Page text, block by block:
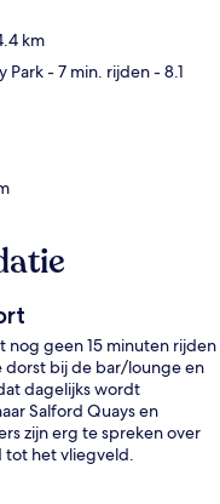
km
Park- 7 min. rijden- 8.1
nog geen 15 minuten rijden
dorst bij de bar/lounge en
dagelijks wordt
Salford Quays en
zijn erg te spreken over
tot het vliegveld.